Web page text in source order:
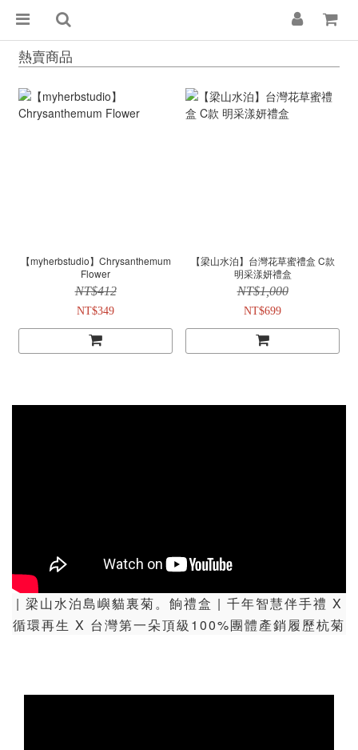
熱賣商品
【myherbstudio】Chrysanthemum
Flower
NT$412
NT$349
【梁山水泊】台灣花草蜜禮盒 C款
明采漾妍禮盒
NT$1,000
NT$699
| 梁山水泊島嶼貓裏菊。餉禮盒 | 千年智慧伴手禮 X
循環再生 X 台灣第一朵頂級100%團體產銷履歷杭菊